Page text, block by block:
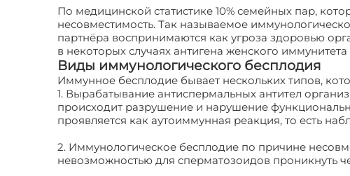
По медицинской статистике 10% семейных пар,
несовместимость. Так называемое
партнёра воспринимаются как угроза здоровью
в некоторых случаях антигена женского
Виды иммунологического бесплодия
Иммунное бесплодие бывает нескольких типов,
1. Вырабатывание антиспермальных антител
происходит разрушение и нарушение
проявляется как аутоиммунная реакция, то есть
2. Иммунологическое бесплодие по причине
невозможностью для сперматозоидов проникнуть